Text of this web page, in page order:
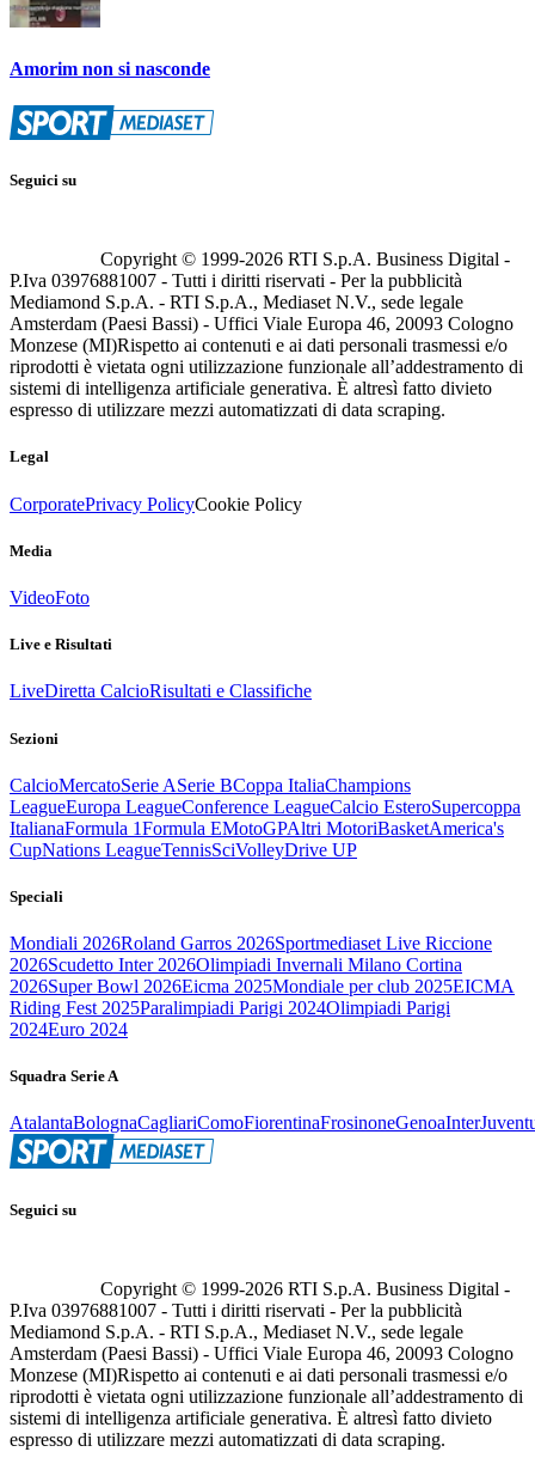
Amorim non si nasconde
Seguici su
Copyright © 1999-2026 RTI S.p.A. Business Digital -
P.Iva 03976881007 - Tutti i diritti riservati - Per la pubblicità
Mediamond S.p.A. - RTI S.p.A., Mediaset N.V., sede legale
Amsterdam (Paesi Bassi) - Uffici Viale Europa 46, 20093 Cologno
Monzese (MI)Rispetto ai contenuti e ai dati personali trasmessi e/o
riprodotti è vietata ogni utilizzazione funzionale all’addestramento di
sistemi di intelligenza artificiale generativa. È altresì fatto divieto
espresso di utilizzare mezzi automatizzati di data scraping.
Legal
CorporatePrivacy PolicyCookie Policy
Media
VideoFoto
Live e Risultati
LiveDiretta CalcioRisultati e Classifiche
Sezioni
CalcioMercatoSerie ASerie BCoppa ItaliaChampions
LeagueEuropa LeagueConference LeagueCalcio EsteroSupercoppa
ItalianaFormula 1Formula EMotoGPAltri MotoriBasketAmerica's
CupNations LeagueTennisSciVolleyDrive UP
Speciali
Mondiali 2026Roland Garros 2026Sportmediaset Live Riccione
2026Scudetto Inter 2026Olimpiadi Invernali Milano Cortina
2026Super Bowl 2026Eicma 2025Mondiale per club 2025EICMA
Riding Fest 2025Paralimpiadi Parigi 2024Olimpiadi Parigi
2024Euro 2024
Squadra Serie A
AtalantaBolognaCagliariComoFiorentinaFrosinoneGenoaInter
Seguici su
Copyright © 1999-2026 RTI S.p.A. Business Digital -
P.Iva 03976881007 - Tutti i diritti riservati - Per la pubblicità
Mediamond S.p.A. - RTI S.p.A., Mediaset N.V., sede legale
Amsterdam (Paesi Bassi) - Uffici Viale Europa 46, 20093 Cologno
Monzese (MI)Rispetto ai contenuti e ai dati personali trasmessi e/o
riprodotti è vietata ogni utilizzazione funzionale all’addestramento di
sistemi di intelligenza artificiale generativa. È altresì fatto divieto
espresso di utilizzare mezzi automatizzati di data scraping.